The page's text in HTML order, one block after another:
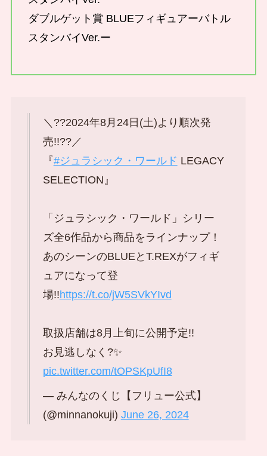
ダブルゲット賞 BLUEフィギュアーバトル
スタンバイVer.ー
＼??2024年8月24日(土)より順次発
売!!??／
『#ジュラシック・ワールド LEGACY
SELECTION』
「ジュラシック・ワールド」シリー
ズ全6作品から商品をラインナップ！
あのシーンのBLUEとT.REXがフィギ
ュアになって登
場!!https://t.co/jW5SVkYIvd
取扱店舗は8月上旬に公開予定!!
お見逃しなく?✨
pic.twitter.com/tOPSKpUfI8
— みんなのくじ【フリュー公式】
(@minnanokuji) June 26, 2024